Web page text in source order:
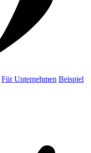
Für Unternehmen Beispiel